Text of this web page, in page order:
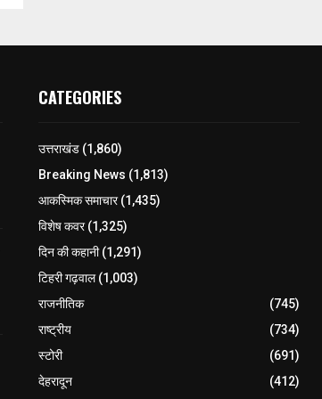
CATEGORIES
उत्तराखंड(1,860)
Breaking News (1,813)
आकस्मिक समाचार(1,435)
विशेष कवर(1,325)
दिन की कहानी(1,291)
टिहरी गढ़वाल(1,003)
राजनीतिक
(745)
राष्ट्रीय
(734)
स्टोरी
(691)
देहरादून
(412)